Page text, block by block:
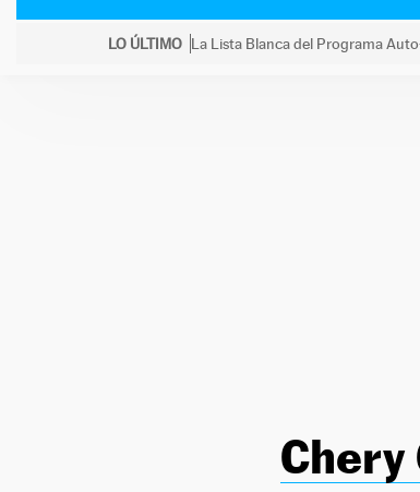
LO ÚLTIMO La Lista Blanca del Programa
Chery